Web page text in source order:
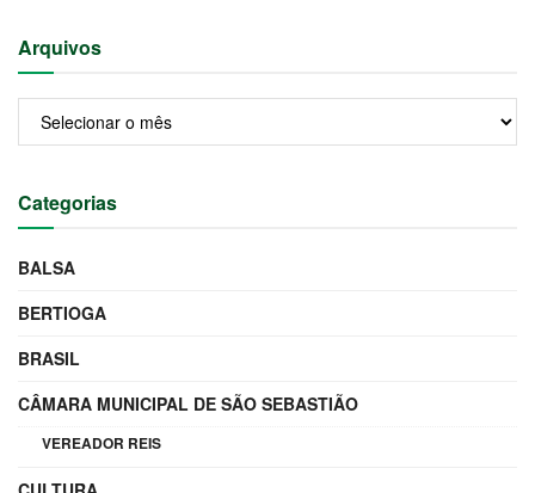
Arquivos
Categorias
BALSA
BERTIOGA
BRASIL
CÂMARA MUNICIPAL DE SÃO SEBASTIÃO
VEREADOR REIS